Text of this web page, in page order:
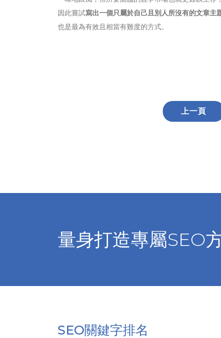
因此嘗試寫出一個只屬於自己且別人所沒有的文章主
也是最為有效且相當有難度的方式。
上一頁
量身打造專屬SEO
SEO關鍵字排名